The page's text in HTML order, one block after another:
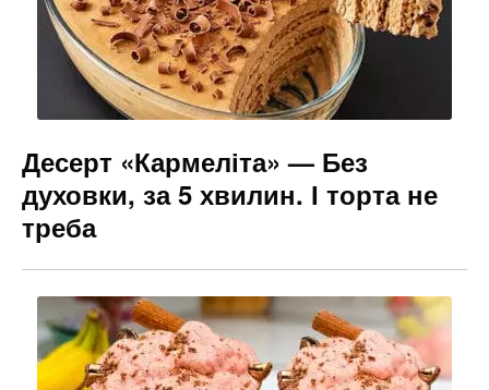
Десерт «Кармеліта» — Без
духовки, за 5 хвилин. І торта не
треба